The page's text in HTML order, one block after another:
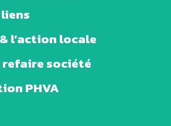
liens
l’action locale
refaire société
PHVA